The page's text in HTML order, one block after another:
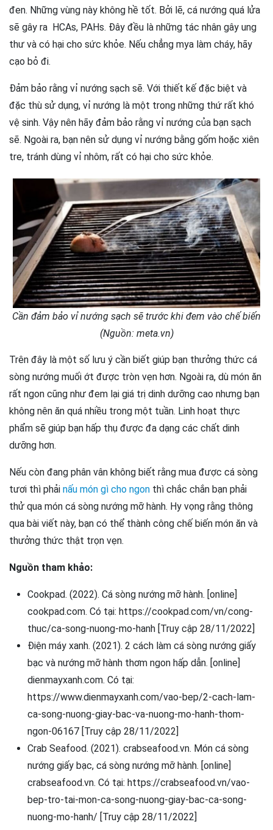
đen. Những vùng này không hề tốt. Bởi lẽ, cá nướng quá lửa
sẽ gây ra HCAs, PAHs. Đây đều là những tác nhân gây ung
thư và có hại cho sức khỏe. Nếu chẳng mya làm cháy, hãy
cạo bỏ đi.
Đảm bảo rằng vỉ nướng sạch sẽ. Với thiết kế đặc biệt và
đặc thù sử dụng, vỉ nướng là một trong những thứ rất khó
vệ sinh. Vậy nên hãy đảm bảo rằng vỉ nướng của bạn sạch
sẽ. Ngoài ra, bạn nên sử dụng vỉ nướng bằng gốm hoặc xiên
tre, tránh dùng vỉ nhôm, rất có hại cho sức khỏe.
Cần đảm bảo vỉ nướng sạch sẽ trước khi đem vào chế biến
(Nguồn: meta.vn)
Trên đây là một số lưu ý cần biết giúp bạn thưởng thức cá
sòng nướng muối ớt được tròn vẹn hơn. Ngoài ra, dù món ăn
rất ngon cũng như đem lại giá trị dinh dưỡng cao nhưng bạn
không nên ăn quá nhiều trong một tuần. Linh hoạt thực
phẩm sẽ giúp bạn hấp thụ được đa dạng các chất dinh
dưỡng hơn.
Nếu còn đang phân vân không biết rằng mua được cá sòng
tươi thì phải nấu món gì cho ngon thì chắc chắn bạn phải
thử qua món cá sòng nướng mỡ hành. Hy vọng rằng thông
qua bài viết này, bạn có thể thành công chế biến món ăn và
thưởng thức thật trọn vẹn.
Nguồn tham khảo:
Cookpad. (2022). Cá sòng nướng mỡ hành. [online]
cookpad.com. Có tại: https://cookpad.com/vn/cong-
thuc/ca-song-nuong-mo-hanh [Truy cập 28/11/2022]
Điện máy xanh. (2021). 2 cách làm cá sòng nướng giấy
bạc và nướng mỡ hành thơm ngon hấp dẫn. [online]
dienmayxanh.com. Có tại:
https://www.dienmayxanh.com/vao-bep/2-cach-lam-
ca-song-nuong-giay-bac-va-nuong-mo-hanh-thom-
ngon-06167 [Truy cập 28/11/2022]
Crab Seafood. (2021). crabseafood.vn. Món cá sòng
nướng giấy bạc, cá sòng nướng mỡ hành. [online]
crabseafood.vn. Có tại: https://crabseafood.vn/vao-
bep-tro-tai-mon-ca-song-nuong-giay-bac-ca-song-
nuong-mo-hanh/ [Truy cập 28/11/2022]